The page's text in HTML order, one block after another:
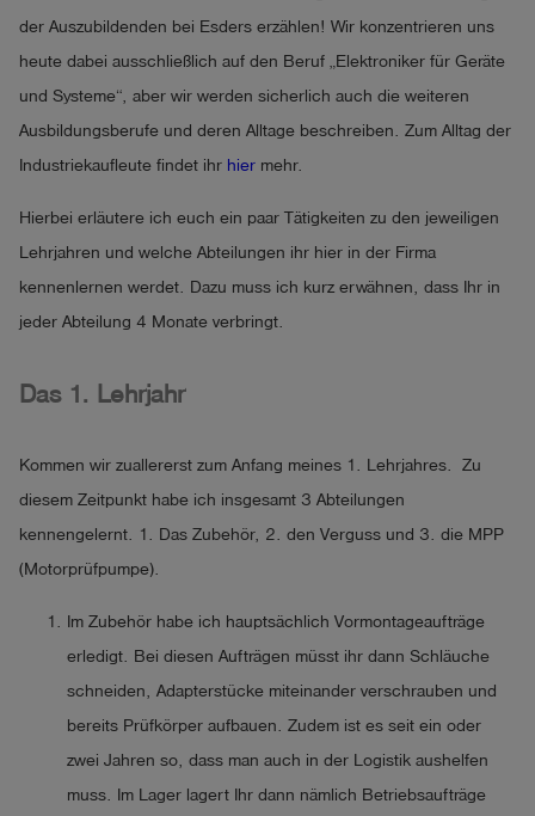
der Auszubildenden bei Esders erzählen! Wir konzentrieren uns
heute dabei ausschließlich auf den Beruf „Elektroniker für Geräte
und Systeme“, aber wir werden sicherlich auch die weiteren
Ausbildungsberufe und deren Alltage beschreiben. Zum Alltag der
Industriekaufleute findet ihr hier mehr.
Hierbei erläutere ich euch ein paar Tätigkeiten zu den jeweiligen
Lehrjahren und welche Abteilungen ihr hier in der Firma
kennenlernen werdet. Dazu muss ich kurz erwähnen, dass Ihr in
jeder Abteilung 4 Monate verbringt.
Das 1. Lehrjahr
Kommen wir zuallererst zum Anfang meines 1. Lehrjahres. Zu
diesem Zeitpunkt habe ich insgesamt 3 Abteilungen
kennengelernt. 1. Das Zubehör, 2. den Verguss und 3. die MPP
(Motorprüfpumpe).
Im Zubehör habe ich hauptsächlich Vormontageaufträge
erledigt. Bei diesen Aufträgen müsst ihr dann Schläuche
schneiden, Adapterstücke miteinander verschrauben und
bereits Prüfkörper aufbauen. Zudem ist es seit ein oder
zwei Jahren so, dass man auch in der Logistik aushelfen
muss. Im Lager lagert Ihr dann nämlich Betriebsaufträge